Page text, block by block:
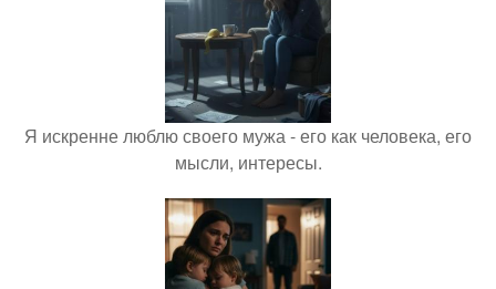
Я искренне люблю своего мужа - его как человека, его
мысли, интересы.